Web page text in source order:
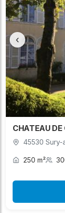
‹
CHATEAU
45530 Sury-
250 m²